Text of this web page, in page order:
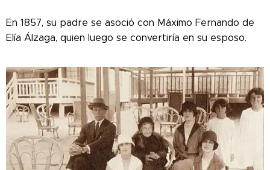
En 1857, su padre se asoció con Máximo Fernando de
Elía Álzaga, quien luego se convertiría en su esposo.